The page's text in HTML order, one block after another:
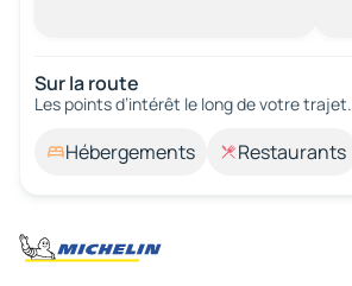
Sur la route
Les points d’intérêt le long de votre trajet.
Hébergements Restaurants